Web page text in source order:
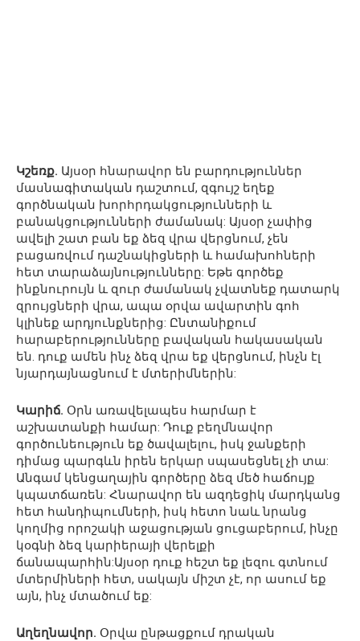
Կշեռք. Այսօր հնարավոր են բարդություններ
մասնագիտական դաշտում, զգույշ եղեք
գործնական խորհրդակցությունների և
բանակցությունների ժամանակ: Այսօր չափից
ավելի շատ բան եք ձեզ վրա վերցնում, չեն
բացառվում դաշնակիցների և համախոհների
հետ տարաձայնությունները: Եթե գործեք
ինքնուրույն և զուր ժամանակ չվատնեք դատարկ
զրույցների վրա, ապա օրվա ավարտին գոհ
կլինեք արդյունքներից: Ընտանիքում
հարաբերությունները բավական հակասական
են. դուք ամեն ինչ ձեզ վրա եք վերցնում, ինչն էլ
նյարդայնացնում է մտերիմներին:
Կարիճ. Օրն առավելապես հարմար է
աշխատանքի համար: Դուք բեղմնավոր
գործունեություն եք ծավալելու, իսկ ջանքերի
դիմաց պարգևն իրեն երկար սպասեցնել չի տա:
Անգամ կենցաղային գործերը ձեզ մեծ հաճույք
կպատճառեն: Հնարավոր են ազդեցիկ մարդկանց
հետ հանդիպումների, իսկ հետո նաև նրանց
կողմից որոշակի աջացության ցուցաբերում, ինչը
կօգնի ձեզ կարիերայի վերելքի
ճանապարհին:Այսօր դուք հեշտ եք լեզու գտնում
մտերմիների հետ, սակայն միշտ չէ, որ ասում եք
այն, ինչ մտածում եք:
Աղեղնավոր. Օրվա ընթացքում դրական